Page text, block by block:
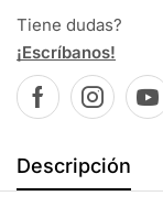
Tiene dudas?
¡Escríbanos!
Descripción